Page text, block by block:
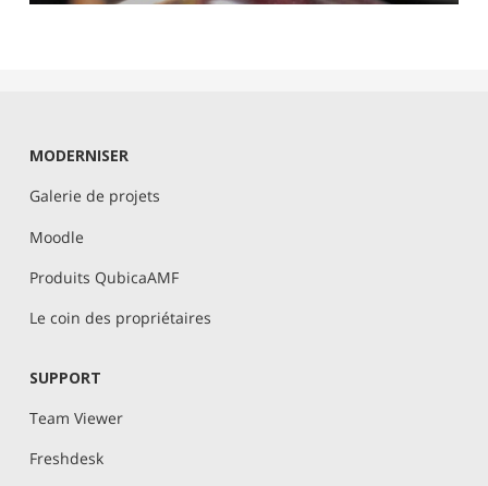
MODERNISER
Galerie de projets
Moodle
Produits QubicaAMF
Le coin des propriétaires
SUPPORT
Team Viewer
Freshdesk